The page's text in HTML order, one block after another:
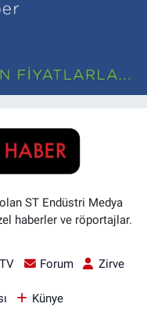
ST Endüstri Medya
haberler ve röportajlar.
TV Forum
Zirve
Künye